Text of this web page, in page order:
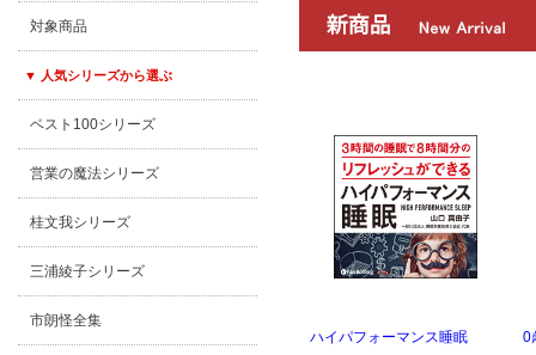
対象商品
▼ 人気シリーズから選ぶ
ベスト100シリーズ
営業の魔法シリーズ
桂文我シリーズ
三浦綾子シリーズ
市朗怪全集
00:00/00:00
ハイパフォーマンス睡眠 0